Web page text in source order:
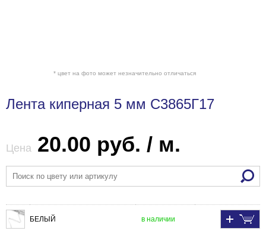
* цвет на фото может незначительно отличаться
Лента киперная 5 мм С3865Г17
Цена 20.00 руб. / м.
БЕЛЫЙ в наличии